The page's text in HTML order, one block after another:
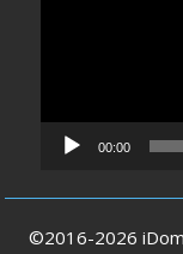
00:00
©2016-2026